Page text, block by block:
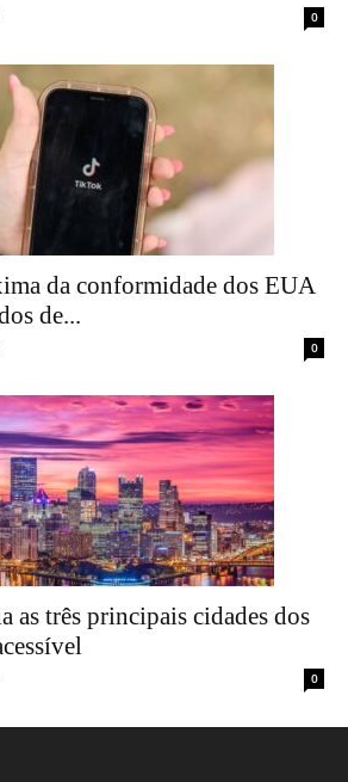
0
da conformidade dos EUA
de...
0
as três principais cidades dos
0